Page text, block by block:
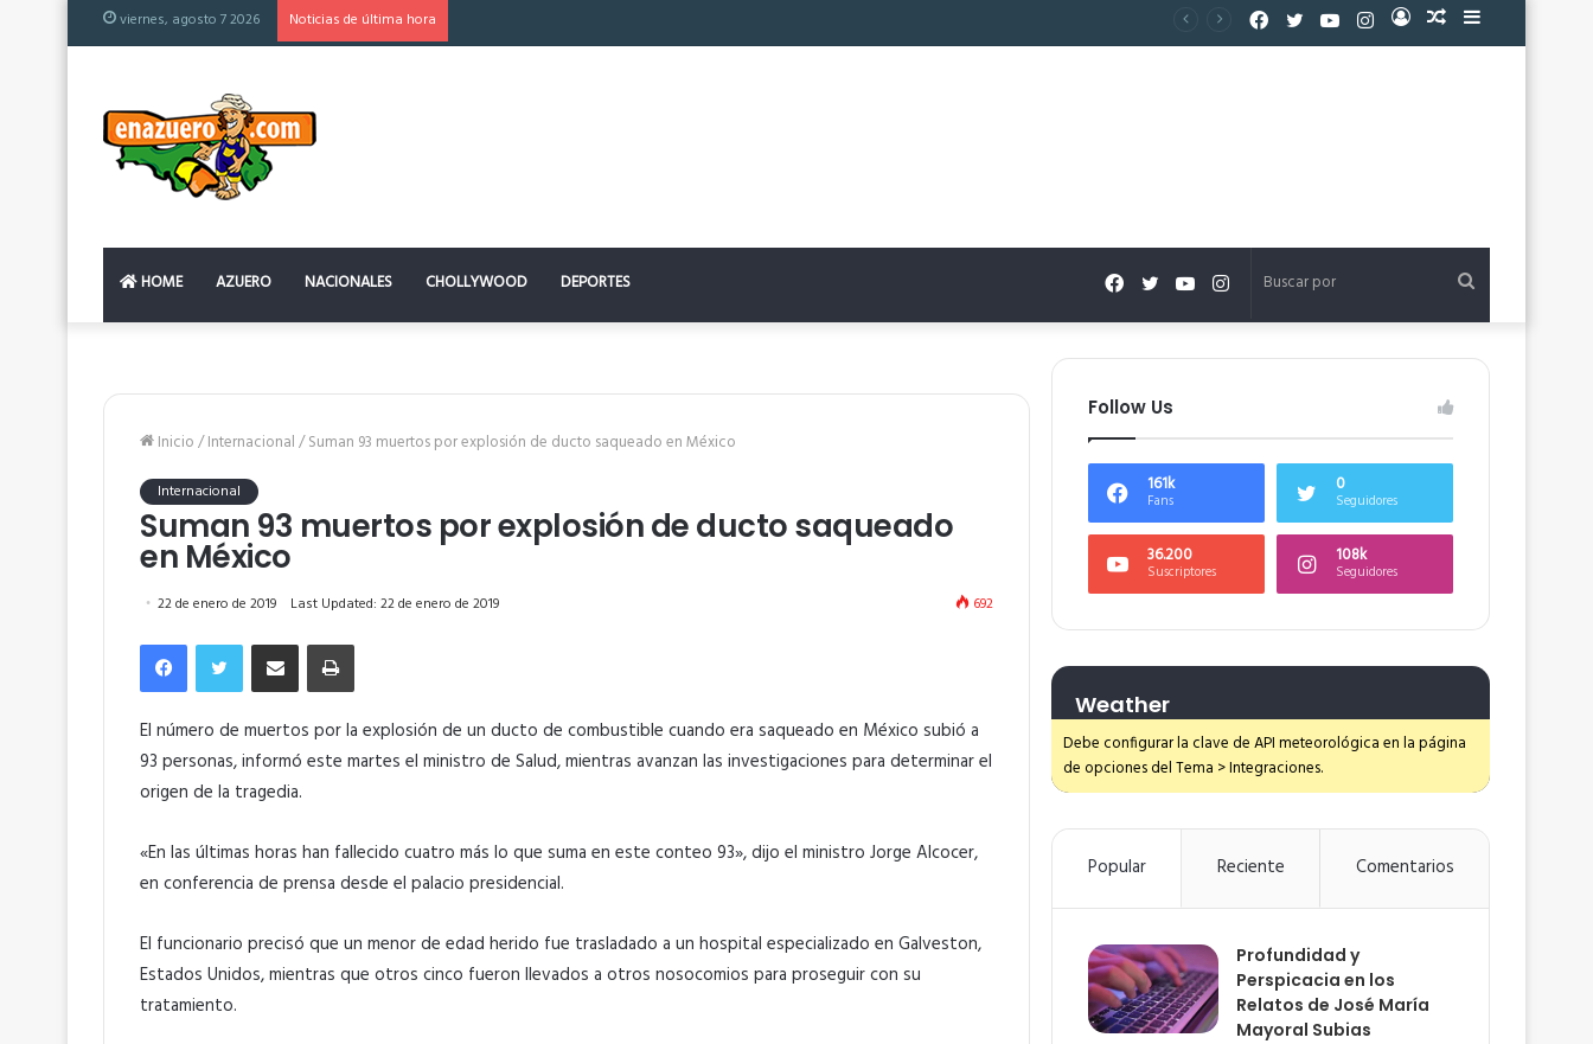
viernes, agosto 7 2026 Noticias de última hora
Barra
Publicación
Acceso
Instagram
YouTube
Twitter
Facebook
HOME AZUERO NACIONALES CHOLLYWOOD DEPORTES Buscar
por
Instagram
YouTube
Twitter
Facebook
Inicio/Internacional/Suman 93 muertos por explosión de ducto saqueado en México
Internacional
Suman 93 muertos por explosión de ducto saqueado
en México
22 de enero de 2019 Last Updated: 22 de enero de 2019 692
FacebookTwitter Compartir por correo electrónicoImprimir
El número de muertos por la explosión de un ducto de combustible cuando era saqueado en México subió a
93 personas, informó este martes el ministro de Salud, mientras avanzan las investigaciones para determinar el
origen de la tragedia.
«En las últimas horas han fallecido cuatro más lo que suma en este conteo 93», dijo el ministro Jorge Alcocer,
en conferencia de prensa desde el palacio presidencial.
El funcionario precisó que un menor de edad herido fue trasladado a un hospital especializado en Galveston,
Estados Unidos, mientras que otros cinco fueron llevados a otros nosocomios para proseguir con su
tratamiento.
Follow Us
161k
Fans
0
Seguidores
36.200
Suscriptores
108k
Seguidores
Weather
Debe configurar la clave de API meteorológica en la página
de opciones del Tema > Integraciones.
Popular Reciente Comentarios
Profundidad y
Perspicacia en los
Relatos de José María
Mayoral Subias